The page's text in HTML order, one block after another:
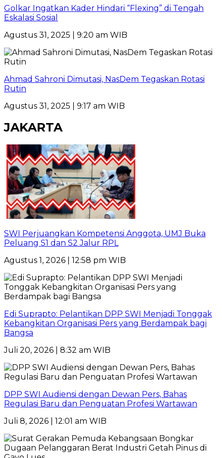
Golkar Ingatkan Kader Hindari “Flexing” di Tengah
Eskalasi Sosial
Agustus 31, 2025 | 9:20 am WIB
Ahmad Sahroni Dimutasi, NasDem Tegaskan Rotasi
Rutin
Agustus 31, 2025 | 9:17 am WIB
JAKARTA
SWI Perjuangkan Kompetensi Anggota, UMJ Buka
Peluang S1 dan S2 Jalur RPL
Agustus 1, 2026 | 12:58 pm WIB
Edi Suprapto: Pelantikan DPP SWI Menjadi Tonggak
Kebangkitan Organisasi Pers yang Berdampak bagi
Bangsa
Juli 20, 2026 | 8:32 am WIB
DPP SWI Audiensi dengan Dewan Pers, Bahas
Regulasi Baru dan Penguatan Profesi Wartawan
Juli 8, 2026 | 12:01 am WIB